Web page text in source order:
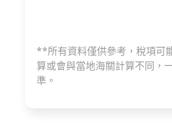
**所有資料僅供參考，稅項可
算或會與當地海關計算不同，
準。